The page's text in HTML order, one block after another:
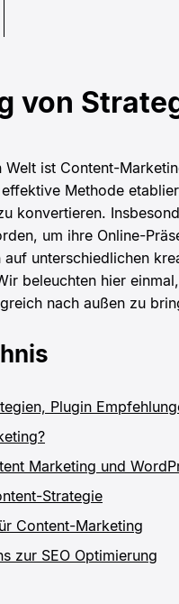
von
Welt ist Content-
Methode
konvertieren.
um ihre Online-
unterschiedlichen
beleuchten hier
nach außen zu
Plugin
Marketing und
Strategie
Content-Marketing
zur SEO Optimierung